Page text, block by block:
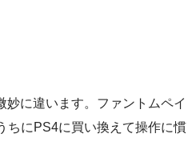
妙に違います。ファントムペイ
ちにPS4に買い換えて操作に慣